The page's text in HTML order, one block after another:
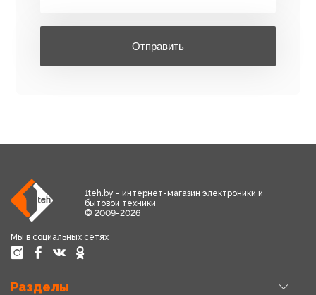
Отправить
1teh.by - интернет-магазин электроники и
бытовой техники
© 2009-2026
Мы в социальных сетях
Разделы